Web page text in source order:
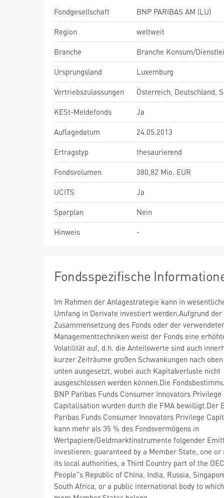
Fondgesellschaft
BNP PARIBAS AM (LU)
Region
weltweit
Branche
Branche Konsum/
Ursprungsland
Luxemburg
Vertriebszulassungen
Österreich, Deutschland,
KESt-Meldefonds
Ja
Auflagedatum
24.05.2013
Ertragstyp
thesaurierend
Fondsvolumen
380,82 Mio. EUR
UCITS
Ja
Sparplan
Nein
Hinweis
-
Fondsspezifische
Im Rahmen der Anlagestrategie kann in
Umfang in Derivate investiert werden.Aufgrund der
Zusammensetzung des Fonds oder der
Managementtechniken weist der Fonds eine
Volatilität auf, d.h. die Anteilswerte sind auch
kurzer Zeiträume großen Schwankungen nach
unten ausgesetzt, wobei auch Kapitalverluste nicht
ausgeschlossen werden können.Die
BNP Paribas Funds Consumer Innovators Privilege
Capitalisation wurden durch die FMA bewilligt.Der
Paribas Funds Consumer Innovators Privilege
kann mehr als 35 % des Fondsvermögens in
Wertpapiere/Geldmarktinstrumente folgender
investieren: guaranteed by a Member State, one or
its local authorities, a Third Country part of the
People"s Republic of China, India, Russia,
South Africa, or a public international body to